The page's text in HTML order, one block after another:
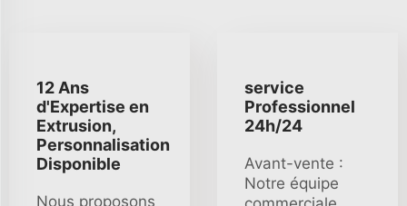
12 Ans
d'Expertise en
Extrusion,
Personnalisation
Disponible
Nous proposons
service
Professionnel
24h/24
Avant-vente :
Notre équipe